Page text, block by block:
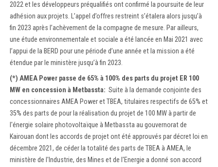
2022 et les développeurs préqualifiés ont confirmé la poursuite de leur
adhésion aux projets. L’appel d’offres restreint s’étalera alors jusqu’à
fin 2023 après l’achèvement de la compagne de mesure. Par ailleurs,
une étude environnementale et sociale a été lancée en Mai 2021 avec
l’appui de la BERD pour une période d’une année et la mission a été
étendue par le ministère jusqu’à fin 2023.
(*) AMEA Power passe de 65% à 100% des parts du projet ER 100
MW en concession à Metbassta: Suite à la demande conjointe des
concessionnaires AMEA Power et TBEA, titulaires respectifs de 65% et
35% des parts de pour la réalisation du projet de 100 MW à partir de
l'énergie solaire photovoltaïque à Metbassta au gouvernorat de
Kairouan dont les accords de projet ont été approuvés par décret loi en
décembre 2021, de céder la totalité des parts de TBEA à AMEA, le
ministère de l'Industrie, des Mines et de l'Energie a donné son accord